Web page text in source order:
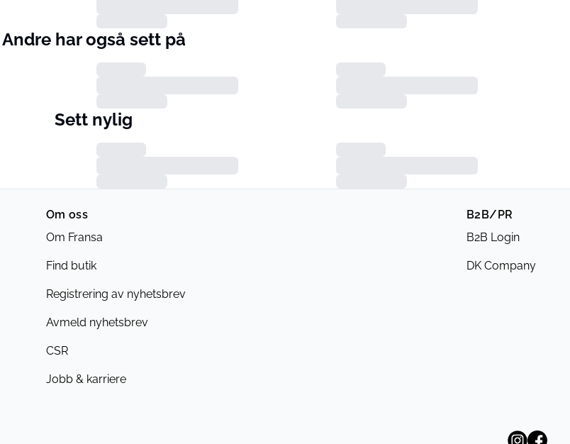
Andre har også sett på
Sett nylig
Om oss
Om Fransa
Find butik
Registrering av nyhetsbrev
Avmeld nyhetsbrev
CSR
Jobb & karriere
B2B/PR
B2B Login
DK Company